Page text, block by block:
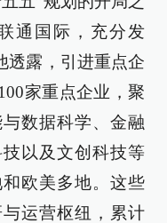
通国际，充分发
透露，引进重点企
家重点企业，聚
数据科学、金融
以及文创科技等
欧美多地。这些
运营枢纽，累计